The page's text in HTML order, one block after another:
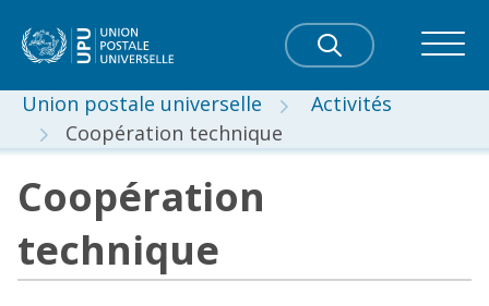
Union postale universelle
Activités
Coopération technique
Coopération
technique